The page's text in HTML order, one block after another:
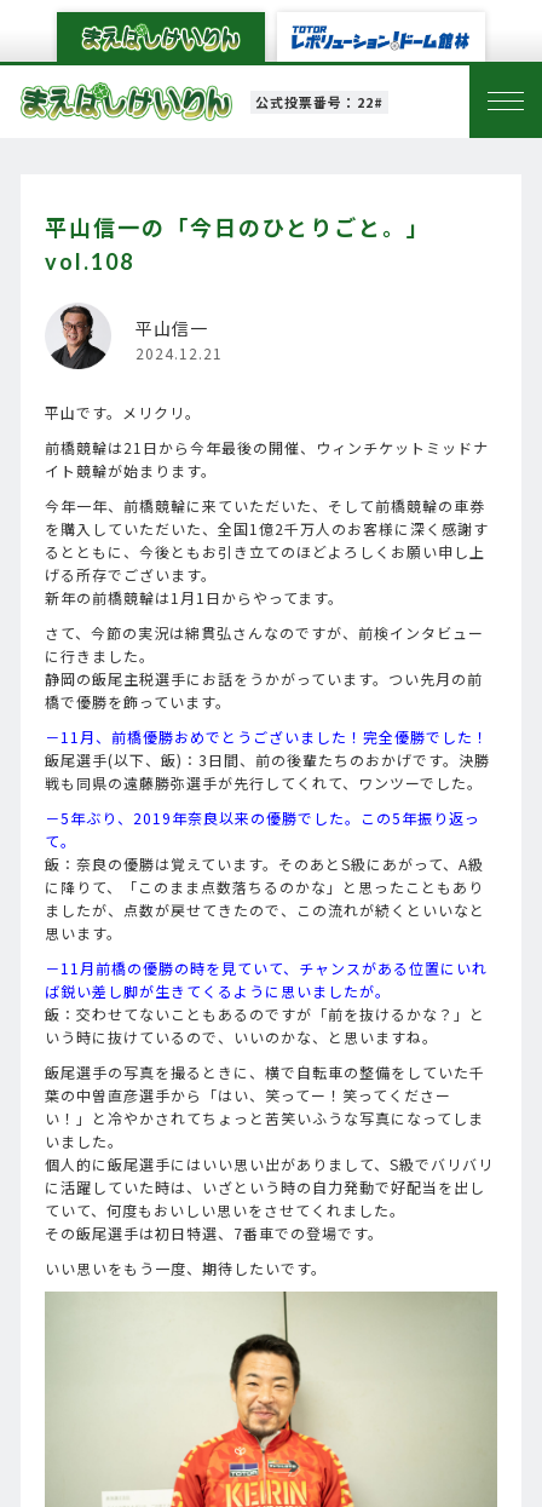
公式投票番号：22#
平山信一の「今日のひとりごと。」
vol.108
平山信一
2024.12.21
平山です。メリクリ。
前橋競輪は21日から今年最後の開催、ウィンチケットミッドナ
イト競輪が始まります。
今年一年、前橋競輪に来ていただいた、そして前橋競輪の車券
を購入していただいた、全国1億2千万人のお客様に深く感謝す
るとともに、今後ともお引き立てのほどよろしくお願い申し上
げる所存でございます。
新年の前橋競輪は1月1日からやってます。
さて、今節の実況は綿貫弘さんなのですが、前検インタビュー
に行きました。
静岡の飯尾主税選手にお話をうかがっています。つい先月の前
橋で優勝を飾っています。
－11月、前橋優勝おめでとうございました！完全優勝でした！
飯尾選手(以下、飯)：3日間、前の後輩たちのおかげです。決勝
戦も同県の遠藤勝弥選手が先行してくれて、ワンツーでした。
－5年ぶり、2019年奈良以来の優勝でした。この5年振り返っ
て。
飯：奈良の優勝は覚えています。そのあとS級にあがって、A級
に降りて、「このまま点数落ちるのかな」と思ったこともあり
ましたが、点数が戻せてきたので、この流れが続くといいなと
思います。
－11月前橋の優勝の時を見ていて、チャンスがある位置にいれ
ば鋭い差し脚が生きてくるように思いましたが。
飯：交わせてないこともあるのですが「前を抜けるかな？」と
いう時に抜けているので、いいのかな、と思いますね。
飯尾選手の写真を撮るときに、横で自転車の整備をしていた千
葉の中曽直彦選手から「はい、笑ってー！笑ってくださー
い！」と冷やかされてちょっと苦笑いふうな写真になってしま
いました。
個人的に飯尾選手にはいい思い出がありまして、S級でバリバリ
に活躍していた時は、いざという時の自力発動で好配当を出し
ていて、何度もおいしい思いをさせてくれました。
その飯尾選手は初日特選、7番車での登場です。
いい思いをもう一度、期待したいです。